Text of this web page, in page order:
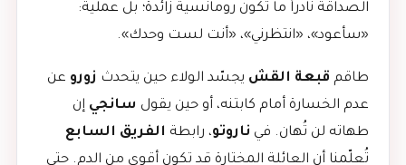
الصداقة نادراً ما تكون رومانسية زائدة؛ بل عملية:
«سأعود»، «انتظرني»، «أنت لست وحدك».
طاقم قبعة القش يجسّد الولاء حين يتحدث زورو عن
عدم الخسارة أمام كابتنه، أو حين يقول سانجي إن
طهاته لن تُهان. في ناروتو، رابطة الفريق السابع
تُعلّمنا أن العائلة المختارة قد تكون أقوى من الدم. حتى